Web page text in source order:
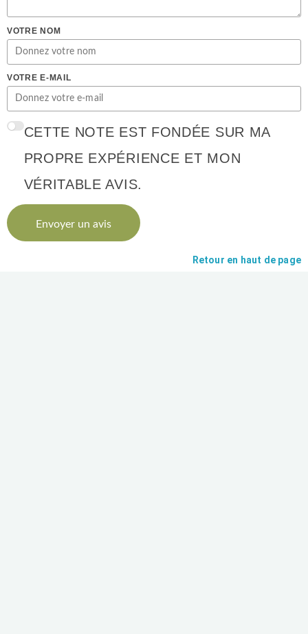
VOTRE NOM
VOTRE E-MAIL
CETTE NOTE EST FONDÉE SUR MA
PROPRE EXPÉRIENCE ET MON
VÉRITABLE AVIS.
Envoyer un avis
Retour en haut de page